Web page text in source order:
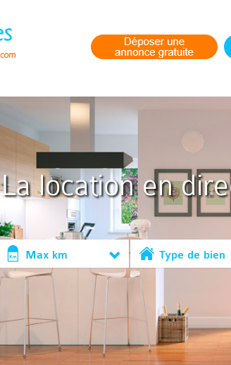
La location en
Max km Type de bien